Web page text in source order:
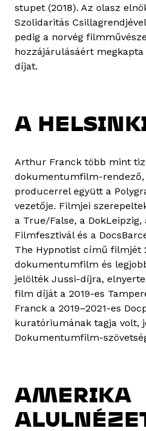
stupet (2018). Az olasz
Szolidaritás
pedig a norvég
hozzájárulásáért
díjat.
A
Arthur Franck több mint
dokumentumfilm-rendező,
producerrel együtt a
vezetője. Filmjei
a True/False, a
Filmfesztivál és a
The Hypnotist című filmjét
dokumentumfilm és
jelölték Jussi-díjra,
film díját a 2019-es
Franck a 2019–2021-es
kuratóriumának tagja volt,
Dokumentumfilm-
AMERIKA